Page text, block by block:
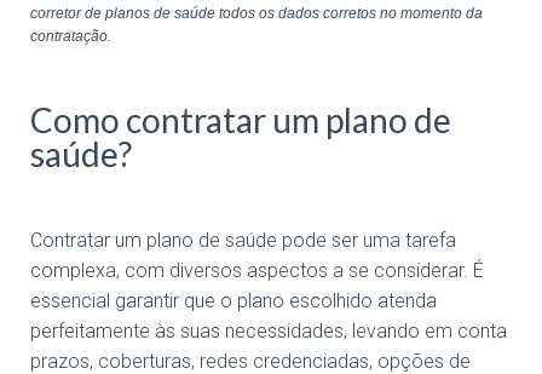
corretor de planos de saúde todos os dados corretos no momento da
contratação.
Como contratar um plano de
saúde?
Contratar um plano de saúde pode ser uma tarefa
complexa, com diversos aspectos a se considerar. É
essencial garantir que o plano escolhido atenda
perfeitamente às suas necessidades, levando em conta
prazos, coberturas, redes credenciadas, opções de